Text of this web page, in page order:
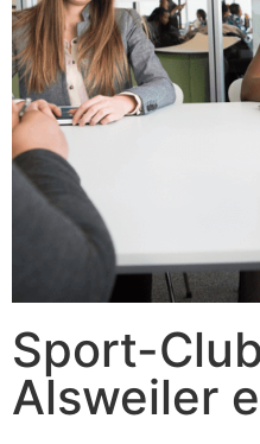
Sport-
Alsweiler